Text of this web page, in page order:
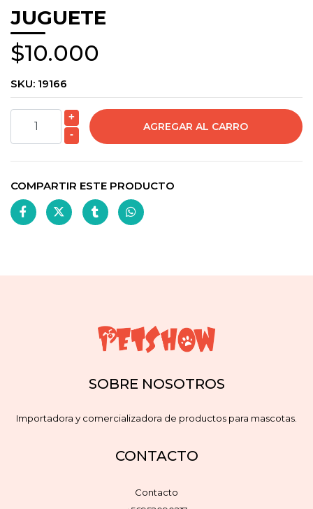
JUGUETE
$10.000
SKU: 19166
+
-
COMPARTIR ESTE PRODUCTO
SOBRE NOSOTROS
Importadora y comercializadora de productos para mascotas.
CONTACTO
Contacto